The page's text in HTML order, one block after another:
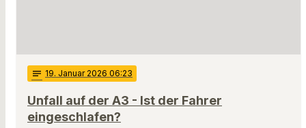
notes 19. Januar 2026 06:23
Unfall auf der A3 - Ist der Fahrer
eingeschlafen?